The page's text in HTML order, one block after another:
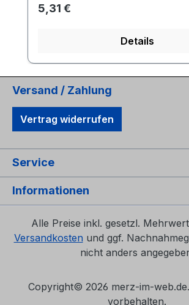
Regulärer Preis:
5,31 €
Details
Versand / Zahlung
Vertrag widerrufen
Service
Informationen
Alle Preise inkl. gesetzl.
Versandkosten und ggf.
nicht anders
Copyright© 2026 merz-im-
vorbehalten.